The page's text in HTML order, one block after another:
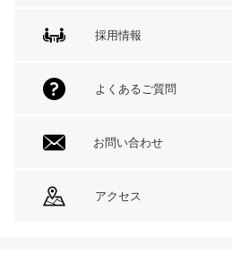
採用情報
よくあるご質問
お問い合わせ
アクセス